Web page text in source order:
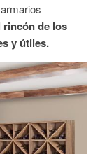
rincón de los
y útiles.